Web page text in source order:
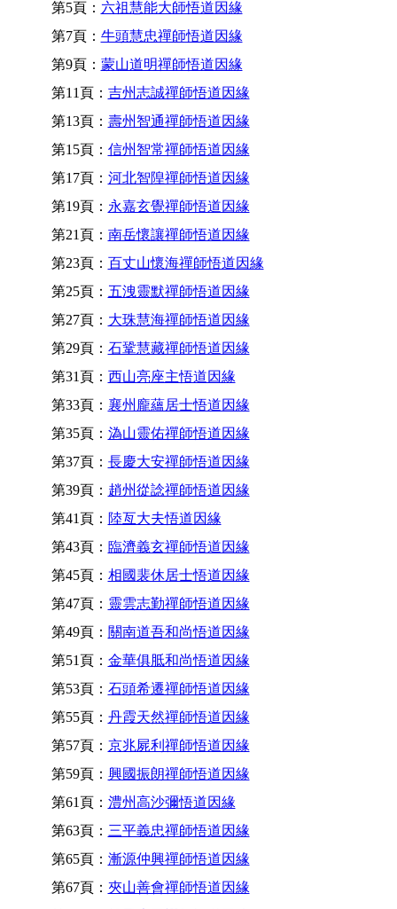
第5頁： 六祖慧能大師悟道因緣
第7頁： 牛頭慧忠禪師悟道因緣
第9頁： 蒙山道明禪師悟道因緣
第11頁： 吉州志誠禪師悟道因緣
第13頁： 壽州智通禪師悟道因緣
第15頁： 信州智常禪師悟道因緣
第17頁： 河北智隍禪師悟道因緣
第19頁： 永嘉玄覺禪師悟道因緣
第21頁： 南岳懷讓禪師悟道因緣
第23頁： 百丈山懷海禪師悟道因緣
第25頁： 五洩靈默禪師悟道因緣
第27頁： 大珠慧海禪師悟道因緣
第29頁： 石鞏慧藏禪師悟道因緣
第31頁： 西山亮座主悟道因緣
第33頁： 襄州龐蘊居士悟道因緣
第35頁： 溈山靈佑禪師悟道因緣
第37頁： 長慶大安禪師悟道因緣
第39頁： 趙州從諗禪師悟道因緣
第41頁： 陸亙大夫悟道因緣
第43頁： 臨濟義玄禪師悟道因緣
第45頁： 相國裴休居士悟道因緣
第47頁： 靈雲志勤禪師悟道因緣
第49頁： 關南道吾和尚悟道因緣
第51頁： 金華俱胝和尚悟道因緣
第53頁： 石頭希遷禪師悟道因緣
第55頁： 丹霞天然禪師悟道因緣
第57頁： 京兆屍利禪師悟道因緣
第59頁： 興國振朗禪師悟道因緣
第61頁： 澧州高沙彌悟道因緣
第63頁： 三平義忠禪師悟道因緣
第65頁： 漸源仲興禪師悟道因緣
第67頁： 夾山善會禪師悟道因緣